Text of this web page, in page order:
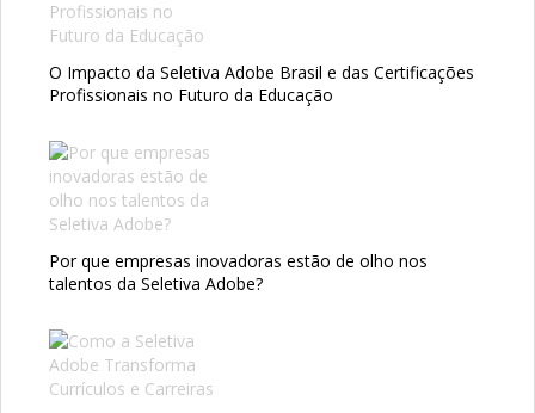
O Impacto da Seletiva Adobe Brasil e das Certificações
Profissionais no Futuro da Educação
Por que empresas inovadoras estão de olho nos
talentos da Seletiva Adobe?